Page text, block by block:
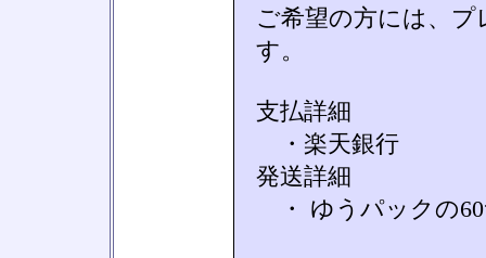
ご希望の方には、
す。
支払詳細
・楽天銀行
発送詳細
・ ゆうパックの